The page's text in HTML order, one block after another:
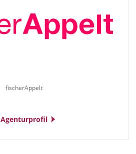
fischerAppelt
Agenturprofil